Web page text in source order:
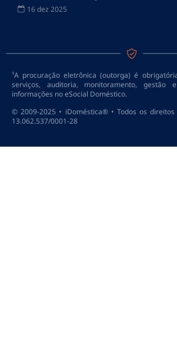
16 dez 2025
¹A procuração eletrônica (outorga) é
serviços, auditoria, monitoramento, gestão
informações no eSocial Doméstico.
© 2009-2025 • iDoméstica® • Todos os direitos
13.062.537/0001-28